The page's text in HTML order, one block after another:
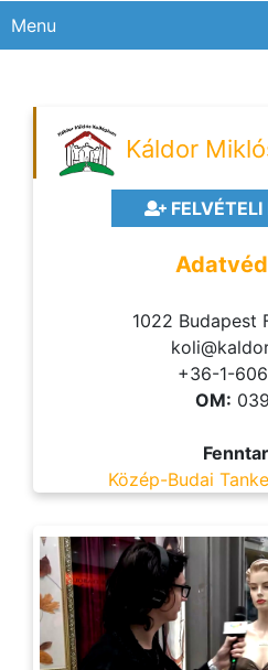
Menu
Káldor
FELVÉTELI
1022 Budapest
+36-1-
OM:
Közép-Budai